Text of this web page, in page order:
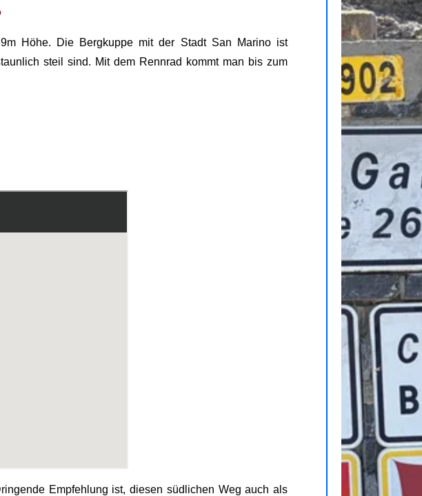
Höhe. Die Bergkuppe mit der Stadt San Marino ist
steil sind. Mit dem Rennrad kommt man bis zum
Empfehlung ist, diesen südlichen Weg auch als